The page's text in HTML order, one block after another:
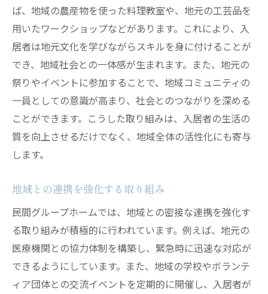
ば、地域の農産物を使った料理教室や、地元の工芸品を
用いたワークショップなどがあります。これにより、入
居者は地元文化を学びながらスキルを身に付けることが
でき、地域社会との一体感が生まれます。また、地元の
祭りやイベントに参加することで、地域コミュニティの
一員としての意識が高まり、社会とのつながりを深める
ことができます。こうした取り組みは、入居者の生活の
質を向上させるだけでなく、地域全体の活性化にも寄与
します。
地域との連携を強化する取り組み
民間グループホームでは、地域との密接な連携を強化す
る取り組みが積極的に行われています。例えば、地元の
医療機関との協力体制を構築し、緊急時に迅速な対応が
できるようにしています。また、地域の学校やボランテ
ィア団体との交流イベントを定期的に開催し、入居者が